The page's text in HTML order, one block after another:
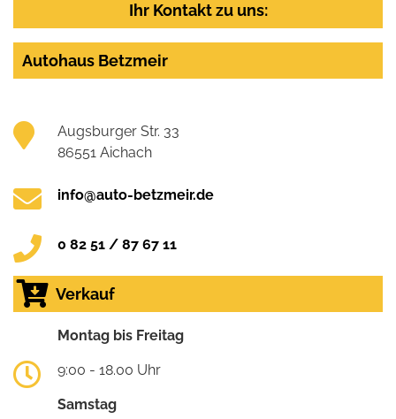
Ihr Kontakt zu uns:
Autohaus Betzmeir
Augsburger Str. 33
86551 Aichach
info@auto-betzmeir.de
0 82 51 / 87 67 11
Verkauf
Montag bis Freitag
9:00 - 18.00 Uhr
Samstag